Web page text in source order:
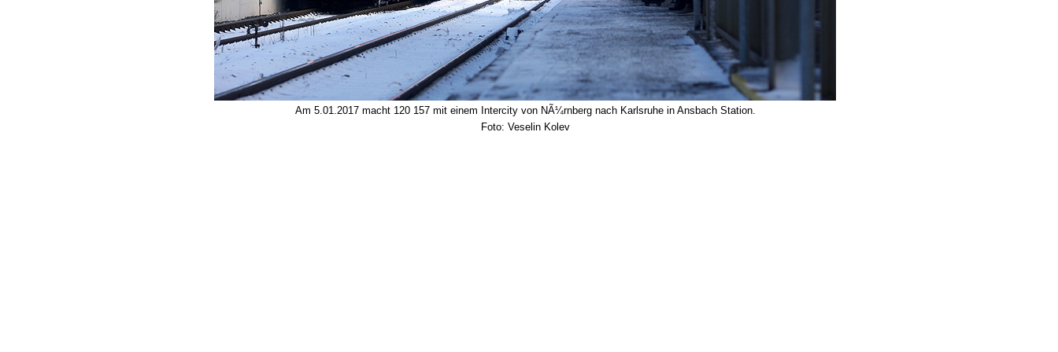
Am 5.01.2017 macht 120 157 mit einem Intercity von NÃ¼rnberg nach Karlsruhe in Ansbach Station.
Foto: Veselin Kolev